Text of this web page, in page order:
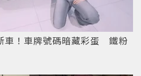
車！車牌號碼暗藏彩蛋 鐵粉